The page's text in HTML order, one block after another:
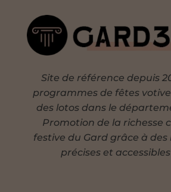
Site de référence depuis
programmes de fêtes
des lotos dans le
Promotion de la richesse
festive du Gard grâce à
précises et